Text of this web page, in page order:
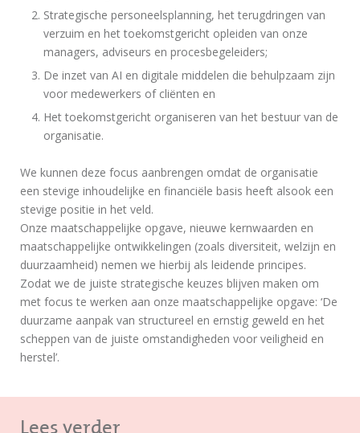
Strategische personeelsplanning, het terugdringen van
verzuim en het toekomstgericht opleiden van onze
managers, adviseurs en procesbegeleiders;
De inzet van AI en digitale middelen die behulpzaam zijn
voor medewerkers of cliënten en
Het toekomstgericht organiseren van het bestuur van de
organisatie.
We kunnen deze focus aanbrengen omdat de organisatie
een stevige inhoudelijke en financiële basis heeft alsook een
stevige positie in het veld.
Onze maatschappelijke opgave, nieuwe kernwaarden en
maatschappelijke ontwikkelingen (zoals diversiteit, welzijn en
duurzaamheid) nemen we hierbij als leidende principes.
Zodat we de juiste strategische keuzes blijven maken om
met focus te werken aan onze maatschappelijke opgave: ‘De
duurzame aanpak van structureel en ernstig geweld en het
scheppen van de juiste omstandigheden voor veiligheid en
herstel’.
Lees verder